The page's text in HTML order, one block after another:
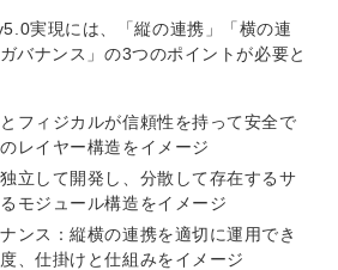
実現には、「縦の連携」「横の連
バナンス」の3つのポイントが必要と
フィジカルが信頼性を持って安全で
レイヤー構造をイメージ
立して開発し、分散して存在するサ
モジュール構造をイメージ
ンス：縦横の連携を適切に運用でき
、仕掛けと仕組みをイメージ